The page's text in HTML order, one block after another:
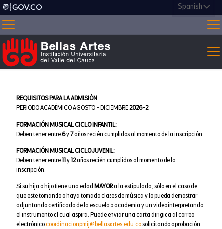
REQUISITOS PARA LA ADMISIÓN
PERIODO ACADÉMICO AGOSTO - DICIEMBRE2026-2
FORMACIÓN MUSICAL CICLO INFANTIL:
Deben tener entre6y7años recién cumplidos al momento de la inscripción.
FORMACIÓN MUSICAL CICLO JUVENIL:
Deben tener entre11y12años recién cumplidos al momento de la
inscripción.
Si su hija o hijo tiene una edad MAYORa la estipulada, sólo en el caso de
que este tomando o haya tomado clases de música y lo pueda demostrar
adjuntando certificado de la escuela o academia y un video interpretando
el instrumento al cual aspira. Puede enviar una carta dirigida al correo
electrónicocoordinacionpmij@bellasartes.edu.cosolicitando aprobación